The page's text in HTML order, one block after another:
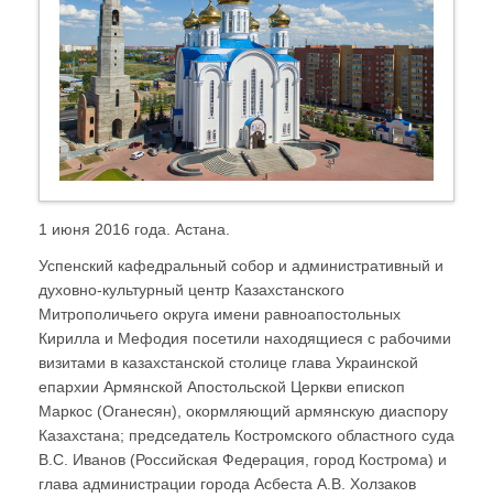
1 июня 2016 года. Астана.
Успенский кафедральный собор и административный и
духовно-культурный центр Казахстанского
Митрополичьего округа имени равноапостольных
Кирилла и Мефодия посетили находящиеся с рабочими
визитами в казахстанской столице глава Украинской
епархии Армянской Апостольской Церкви епископ
Маркос (Оганесян), окормляющий армянскую диаспору
Казахстана; председатель Костромского областного суда
В.С. Иванов (Российская Федерация, город Кострома) и
глава администрации города Асбеста А.В. Холзаков